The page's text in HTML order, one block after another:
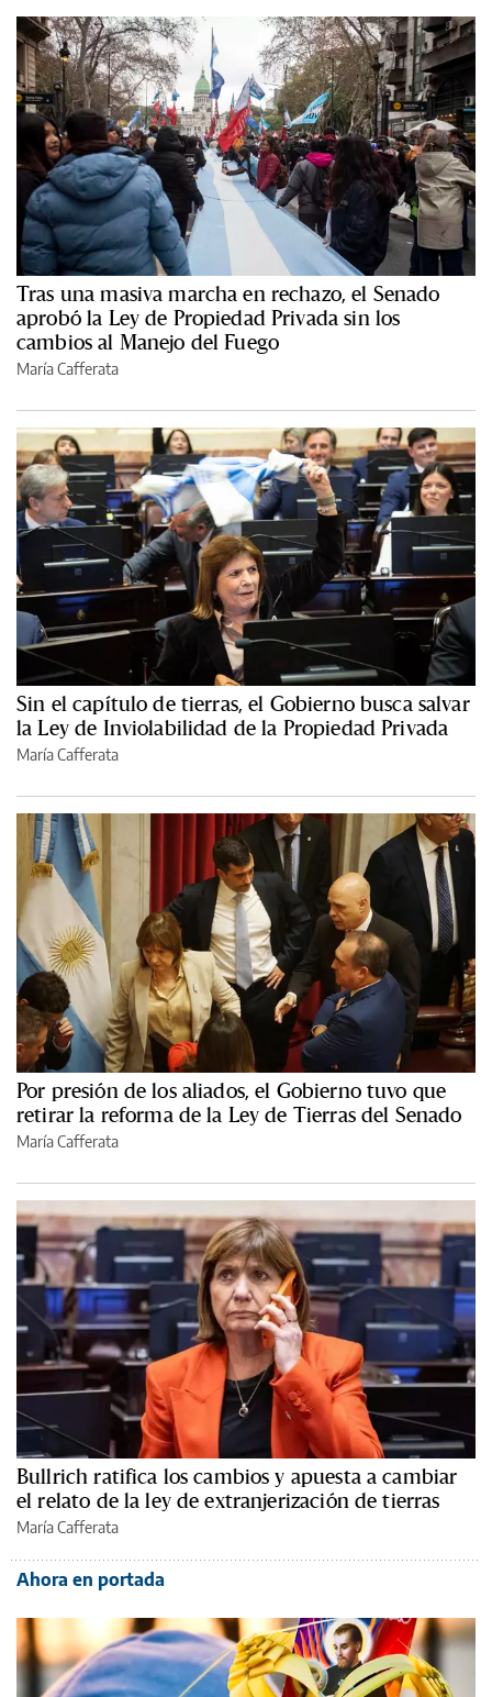
Tras una masiva marcha en rechazo, el Senado
aprobó la Ley de Propiedad Privada sin los
cambios al Manejo del Fuego
María Cafferata
Sin el capítulo de tierras, el Gobierno busca salvar
la Ley de Inviolabilidad de la Propiedad Privada
María Cafferata
Por presión de los aliados, el Gobierno tuvo que
retirar la reforma de la Ley de Tierras del Senado
María Cafferata
Bullrich ratifica los cambios y apuesta a cambiar
el relato de la ley de extranjerización de tierras
María Cafferata
Ahora en portada